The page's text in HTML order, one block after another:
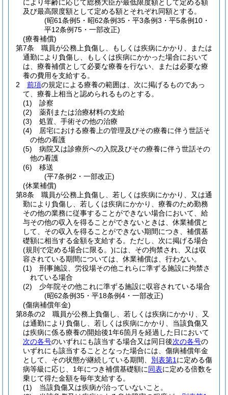
により年齢に応じて総務大臣が最低限度額として定める額
及び最高限度額として定める額とそれぞれ同額とする。
(昭61条例5・昭62条例35・平3条例3・平5条例10・
平12条例75・一部改正)
(療養補償)
第7条
職員が公務上負傷し、もしくは疾病にかかり、または
通勤により負傷し、もしくは疾病にかかった場合において
は、療養補償として必要な療養を行ない、または必要な療
養の費用を支給する。
2
前項の規定による療養の範囲は、次に掲げるものであっ
て、療養上相当と認められるものとする。
(1)
診察
(2)
薬剤または治療材料の支給
(3)
処置、手術その他の治療
(4)
居宅における療養上の管理及びその療養に伴う世話そ
の他の看護
(5)
病院又は診療所への入院及びその療養に伴う世話その
他の看護
(6)
移送
(平7条例2・一部改正)
(休業補償)
第8条
職員が公務上負傷し、若しくは疾病にかかり、又は通
勤により負傷し、若しくは疾病にかかり、療養のため勤務
その他の業務に従事することができない場合において、給
与その他の収入を得ることができないときは、休業補償と
して、その収入を得ることができない期間につき、補償基
礎額に相当する金額を支給する。 ただし、次に掲げる場合
(規則で定める場合に限る。)には、その拘禁され、又は収
容されている期間については、休業補償は、行わない。
(1)
刑事施設、労役場その他これらに準ずる施設に拘禁さ
れている場合
(2)
少年院その他これに準ずる施設に収容されている場合
(昭62条例35・平18条例4・一部改正)
(傷病補償年金)
第8条の2
職員が公務上負傷し、若しくは疾病にかかり、又
は通勤により負傷し、若しくは疾病にかかり、当該負傷又
は疾病に係る療養の開始後1年6箇月を経過した日において
次の各号のいずれにも該当する場合又は同日後次の各号の
いずれにも該当することとなった場合には、傷病補償年金
として、その状態が継続している期間、 別表第1 に定める傷
病等級に応じ、1年につき補償基礎額に同表に定める倍数を
乗じて得た金額を毎年支給する。
(1)
当該負傷又は疾病が治っていないこと。